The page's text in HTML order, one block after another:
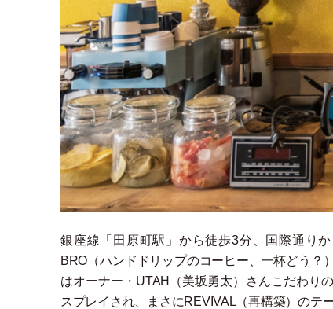
銀座線 「 田原町駅 」 から徒歩3分、国際通り
BRO （ハンドドリップのコーヒー、一杯どう？ ）
はオーナー ・ UTAH （美坂勇太）
さんこだわり
スプレイされ、まさにREVIVAL （再構築）のテ